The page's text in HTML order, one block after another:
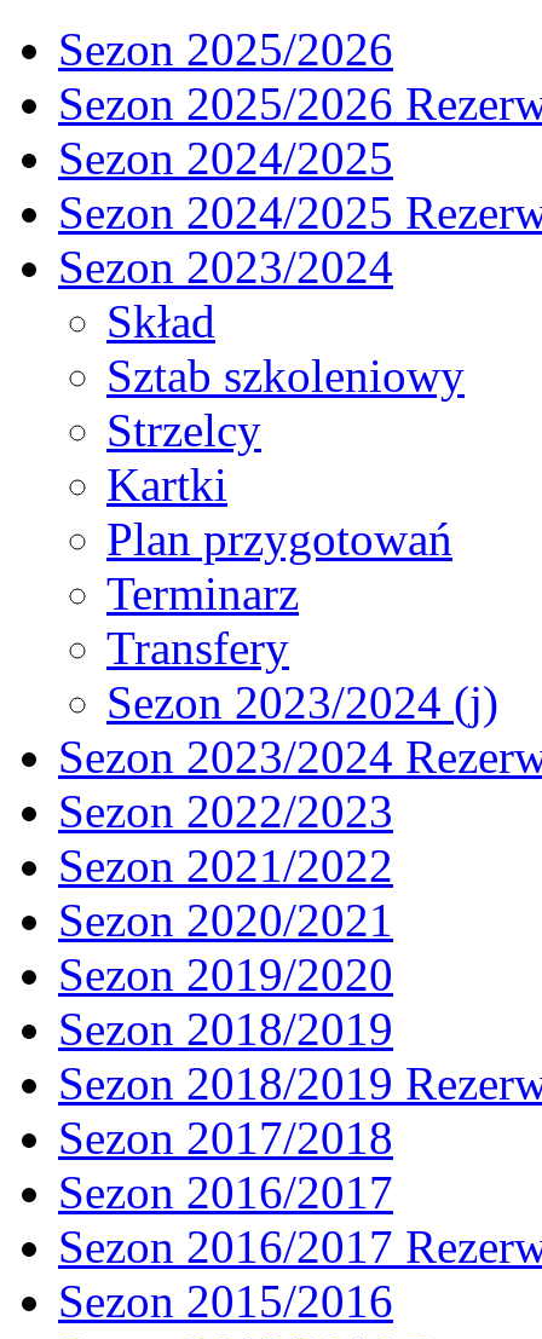
Sezon 2025/2026
Sezon 2025/2026
Sezon 2024/2025
Sezon 2024/2025
Sezon 2023/2024
Skład
Sztab szkoleniowy
Strzelcy
Kartki
Plan przygotowań
Terminarz
Transfery
Sezon 2023/2024 (j)
Sezon 2023/2024
Sezon 2022/2023
Sezon 2021/2022
Sezon 2020/2021
Sezon 2019/2020
Sezon 2018/2019
Sezon 2018/2019
Sezon 2017/2018
Sezon 2016/2017
Sezon 2016/2017
Sezon 2015/2016